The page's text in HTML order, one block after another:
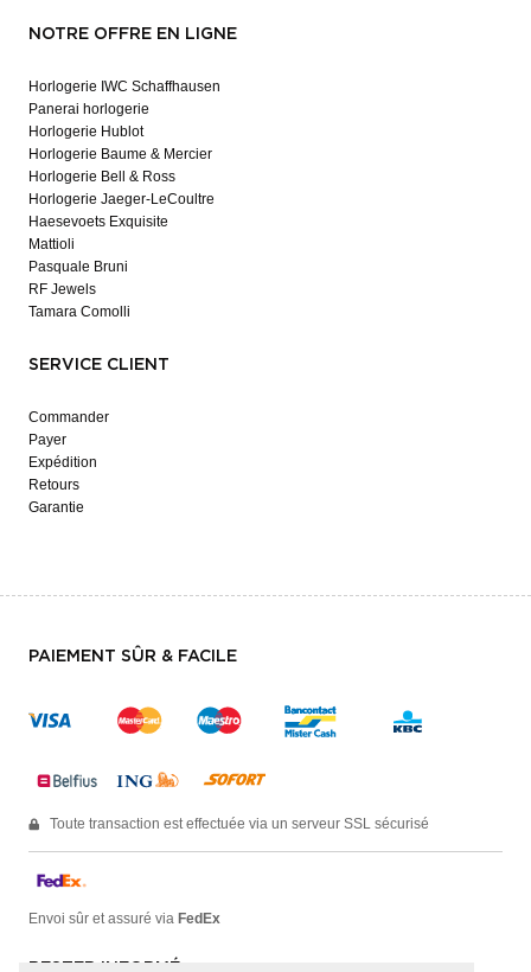
NOTRE OFFRE EN LIGNE
Horlogerie IWC Schaffhausen
Panerai horlogerie
Horlogerie Hublot
Horlogerie Baume & Mercier
Horlogerie Bell & Ross
Horlogerie Jaeger-LeCoultre
Haesevoets Exquisite
Mattioli
Pasquale Bruni
RF Jewels
Tamara Comolli
SERVICE CLIENT
Commander
Payer
Expédition
Retours
Garantie
PAIEMENT SÛR & FACILE
Toute transaction est effectuée via un serveur SSL sécurisé
Envoi sûr et assuré via FedEx
RESTER INFORMÉ